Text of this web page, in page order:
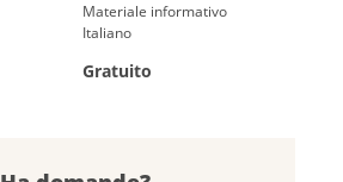
Materiale informativo
Italiano
Gratuito